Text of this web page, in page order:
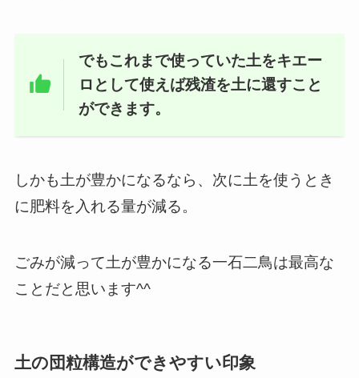
でもこれまで使っていた土をキエー
ロとして使えば残渣を土に還すこと
ができます。
しかも土が豊かになるなら、次に土を使うとき
に肥料を入れる量が減る。
ごみが減って土が豊かになる一石二鳥は最高な
ことだと思います^^
土の団粒構造ができやすい印象